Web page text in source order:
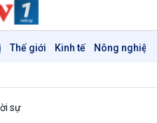
Thế giới Kinh tế Nông nghiệp
sự